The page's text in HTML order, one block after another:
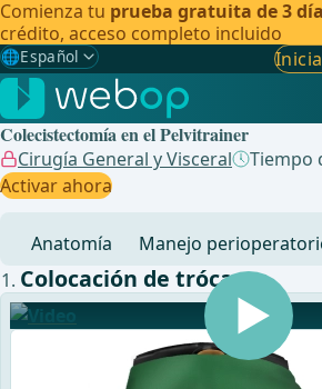
Comienza tu prueba gratuita de 3
crédito, acceso completo incluido
🌐Español
Gewählte Sprache: Español
🇩🇪 Alemán
🇬🇧Inglés
🇪🇸Español
🇧🇷Brasileño
Colecistectomía en el Pelvitrainer
Cirugía General y Visceral
Tiempo
Activar ahora
Anatomía Manejo
Colocación de trócares